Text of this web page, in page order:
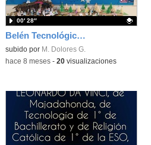
Belén Tecnológico 2025_IES Leonardo da Vinci (Majadahonda)
Contenido educativo.
subido por M. Dolores G.
00′ 28″
-hace 8 meses- 20visualizaciones